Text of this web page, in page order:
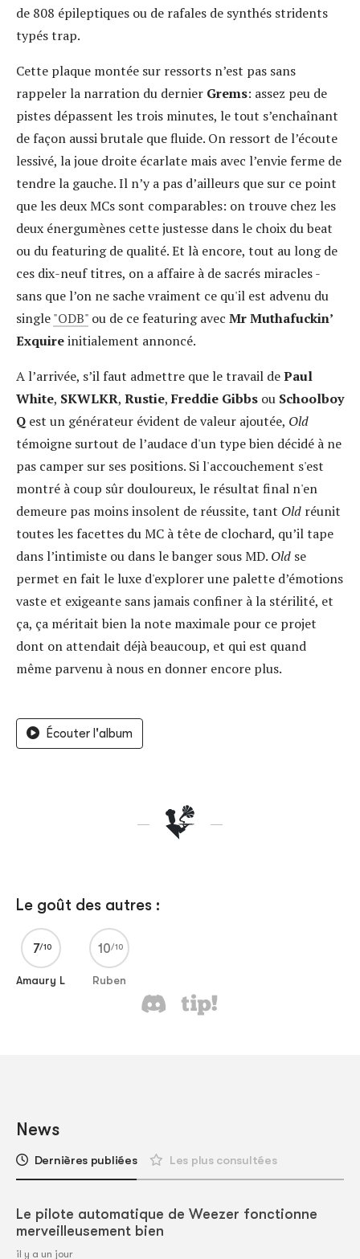
de 808 épileptiques ou de rafales de synthés stridents
typés trap.
Cette plaque montée sur ressorts n’est pas sans
rappeler la narration du dernier Grems: assez peu de
pistes dépassent les trois minutes, le tout s’enchaînant
de façon aussi brutale que fluide. On ressort de l’écoute
lessivé, la joue droite écarlate mais avec l’envie ferme de
tendre la gauche. Il n’y a pas d’ailleurs que sur ce point
que les deux MCs sont comparables: on trouve chez les
deux énergumènes cette justesse dans le choix du beat
ou du featuring de qualité. Et là encore, tout au long de
ces dix-neuf titres, on a affaire à de sacrés miracles -
sans que l’on ne sache vraiment ce qu'il est advenu du
single"ODB" ou de ce featuring avec Mr Muthafuckin’
Exquireinitialement annoncé.
A l’arrivée, s’il faut admettre que le travail dePaul
White, SKWLKR, Rustie,Freddie Gibbs ou Schoolboy
Q est un générateur évident de valeur ajoutée, Old
témoigne surtout de l’audace d'un type bien décidé à ne
pas camper sur ses positions. Si l'accouchement s'est
montré à coup sûr douloureux, le résultat final n'en
demeure pas moins insolent de réussite, tant Old réunit
toutes les facettes du MC à tête de clochard, qu’il tape
dans l’intimiste ou dans le banger sous MD. Old se
permet en fait le luxe d'explorer une palette d’émotions
vaste et exigeante sans jamais confiner à la stérilité, et
ça, ça méritait bien la note maximale pour ce projet
dont on attendait déjà beaucoup, et qui est quand
même parvenu à nous en donner encore plus.
Écouter l'album
Le goût des autres :
7
Amaury L
10
Ruben
News
Dernières publiées Les plus consultées
Le pilote automatique de Weezer fonctionne
merveilleusement bien
il y a un jour